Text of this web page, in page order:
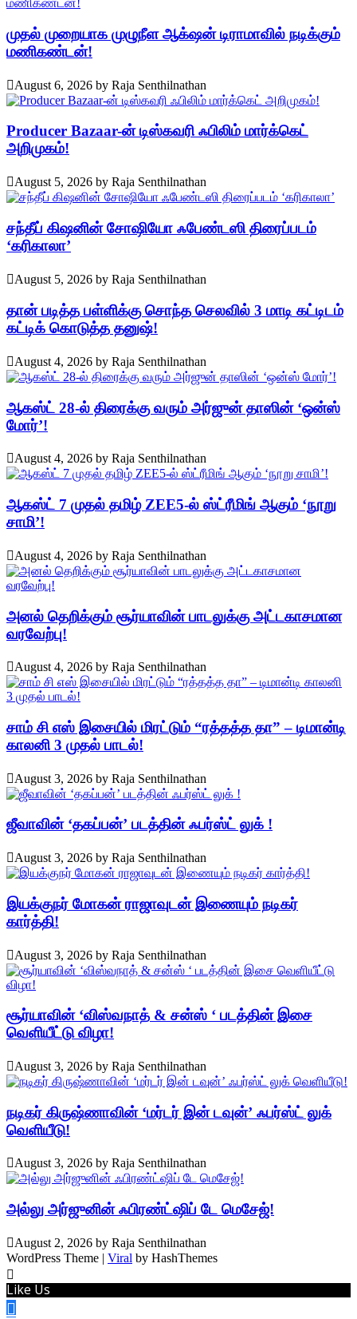
முதல் முறையாக முழுநீள ஆக்‌ஷன் டிராமாவில் நடிக்கும்
மணிகண்டன்!
August 6, 2026 by Raja Senthilnathan
Producer Bazaar-ன் டிஸ்கவரி ஃபிலிம் மார்க்கெட்
அறிமுகம்!
August 5, 2026 by Raja Senthilnathan
சந்தீப் கிஷனின் சோஷியோ ஃபேண்டஸி திரைப்படம்
‘கரிகாலா’
August 5, 2026 by Raja Senthilnathan
தான் படித்த பள்ளிக்கு சொந்த செலவில் 3 மாடி கட்டிடம்
கட்டிக் கொடுத்த தனுஷ்!
August 4, 2026 by Raja Senthilnathan
ஆகஸ்ட் 28-ல் திரைக்கு வரும் அர்ஜுன் தாஸின் ‘ஒன்ஸ்
மோர்’!
August 4, 2026 by Raja Senthilnathan
ஆகஸ்ட் 7 முதல் தமிழ் ZEE5-ல் ஸ்ட்ரீமிங் ஆகும் ‘நூறு
சாமி’!
August 4, 2026 by Raja Senthilnathan
அனல் தெறிக்கும் சூர்யாவின் பாடலுக்கு அட்டகாசமான
வரவேற்பு!
August 4, 2026 by Raja Senthilnathan
சாம் சி எஸ் இசையில் மிரட்டும் “ரத்தத்த தா” – டிமான்டி
காலனி 3 முதல் பாடல்!
August 3, 2026 by Raja Senthilnathan
ஜீவாவின் ‘தகப்பன்’ படத்தின் ஃபர்ஸ்ட் லுக் !
August 3, 2026 by Raja Senthilnathan
இயக்குநர் மோகன் ராஜாவுடன் இணையும் நடிகர்
கார்த்தி!
August 3, 2026 by Raja Senthilnathan
சூர்யாவின் ‘விஸ்வநாத் & சன்ஸ் ‘ படத்தின் இசை
வெளியீட்டு விழா!
August 3, 2026 by Raja Senthilnathan
நடிகர் கிருஷ்ணாவின் ‘மர்டர் இன் டவுன்’ ஃபர்ஸ்ட் லுக்
வெளியீடு!
August 3, 2026 by Raja Senthilnathan
அல்லு அர்ஜுனின் ஃபிரண்ட்ஷிப் டே மெசேஜ்!
August 2, 2026 by Raja Senthilnathan
WordPress Theme | Viral by HashThemes
Like Us